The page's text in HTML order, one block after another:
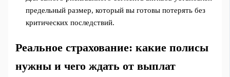
предельный размер, который вы готовы потерять без
критических последствий.
Реальное страхование: какие полисы
нужны и чего ждать от выплат